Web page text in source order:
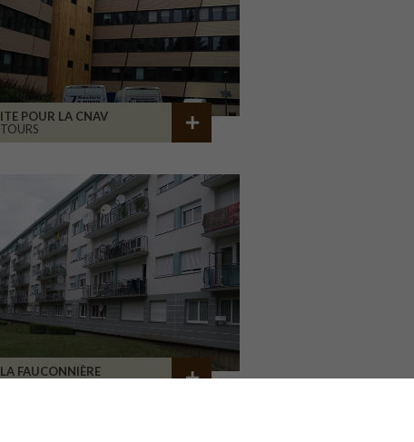
ITE POUR LA CNAV
TOURS
LA FAUCONNIÈRE